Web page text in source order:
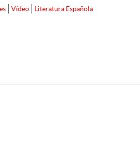
Vídeo Literatura Española